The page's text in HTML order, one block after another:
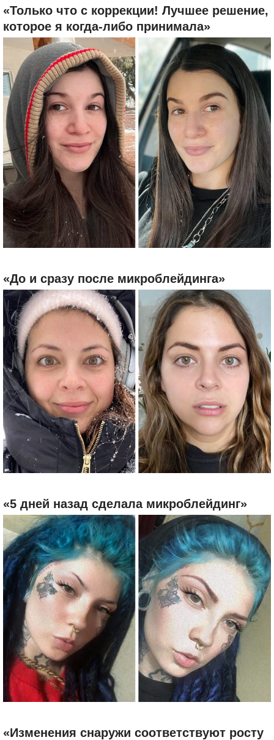
«Только что с коррекции! Лучшее решение,
которое я когда-либо принимала»
«До и сразу после микроблейдинга»
«5 дней назад сделала микроблейдинг»
«Изменения снаружи соответствуют росту